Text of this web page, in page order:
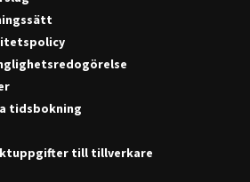
tidsbokning
till tillverkare